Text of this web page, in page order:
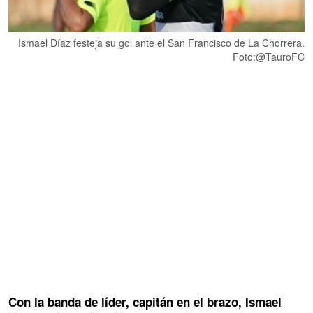
Ismael Díaz festeja su gol ante el San Francisco de La Chorrera.
Foto:@TauroFC
Con la banda de líder, capitán en el brazo, Ismael